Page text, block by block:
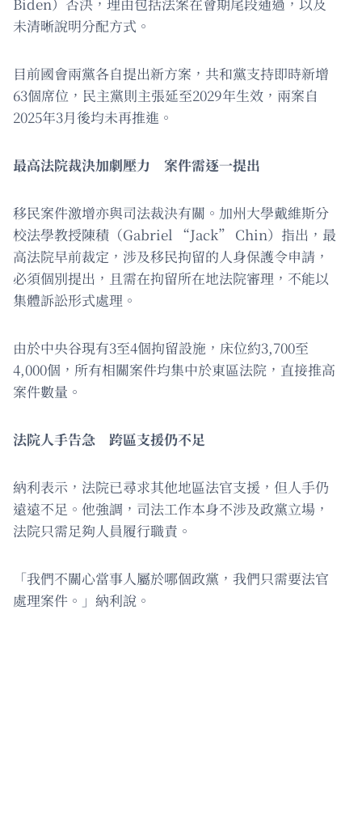
未清晰說明分配方式。
目前國會兩黨各自提出新方案，共和黨支持即時新增
63個席位，民主黨則主張延至2029年生效，兩案自
2025年3月後均未再推進。
最高法院裁決加劇壓力 案件需逐一提出
移民案件激增亦與司法裁決有關。加州大學戴維斯分
校法學教授陳積（Gabriel “Jack” Chin）指出，最
高法院早前裁定，涉及移民拘留的人身保護令申請，
必須個別提出，且需在拘留所在地法院審理，不能以
集體訴訟形式處理。
由於中央谷現有3至4個拘留設施，床位約3,700至
4,000個，所有相關案件均集中於東區法院，直接推高
案件數量。
法院人手告急 跨區支援仍不足
納利表示，法院已尋求其他地區法官支援，但人手仍
遠遠不足。他強調，司法工作本身不涉及政黨立場，
法院只需足夠人員履行職責。
「我們不關心當事人屬於哪個政黨，我們只需要法官
處理案件。」納利說。